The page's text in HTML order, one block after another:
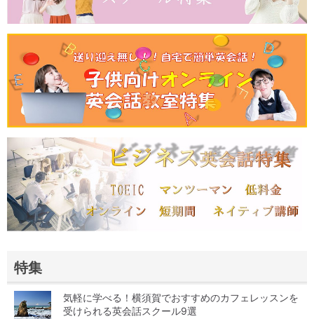
特集
気軽に学べる！横須賀でおすすめのカフェレッスンを
受けられる英会話スクール9選